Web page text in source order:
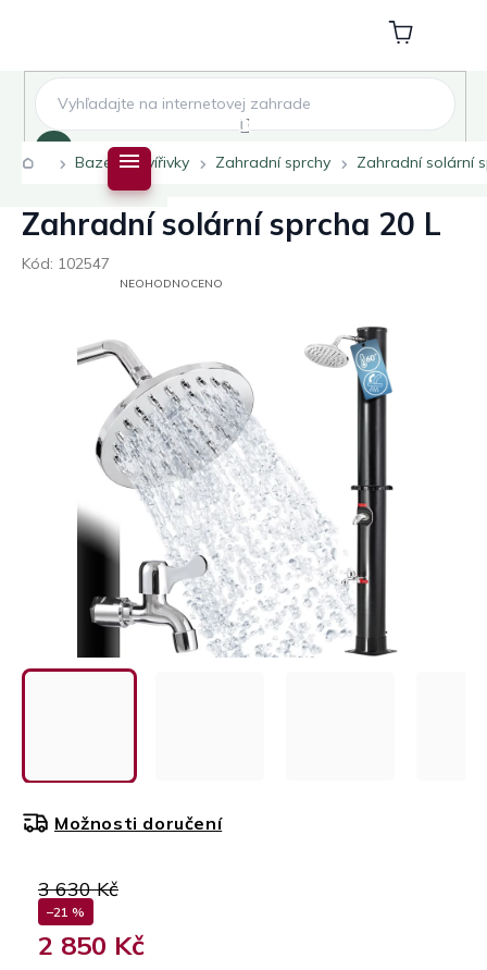
Nákupní
košík
DomůBazény a vířivky Zahradní sprchy Zahradní solární
Zahradní solární sprcha 20 L
Kód: 102547
PRŮMĚRNÉ
HVĚZDIČEK.
NEOHODNOCENO
3 630 Kč
–21 %
2 850 Kč
Možnosti doručení